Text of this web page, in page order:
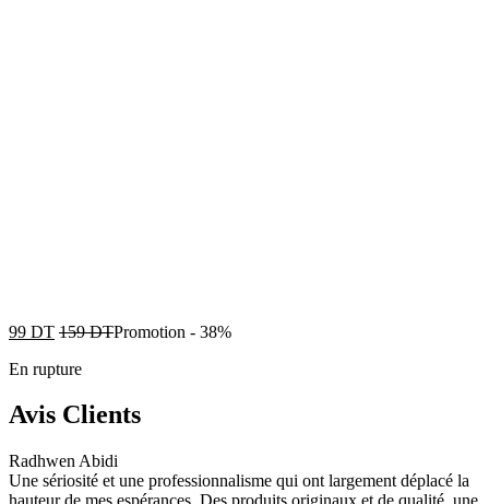
99 DT 159DTPromotion - 38%
En rupture
Avis Clients
Radhwen Abidi
Une sériosité et une professionnalisme qui ont largement déplacé la